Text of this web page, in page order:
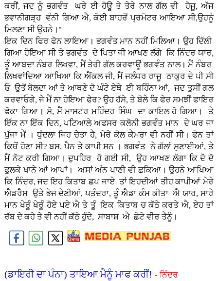
ਕਰੀਂ, ਜਦ ਨੂੰ ਭਗਵੰਤ ਘਰੇ ਈ ਹੋਊ ਤੇ ਤੇਰੇ ਨਾਲ ਗੱਲ ਵੀ ਹੋਜੂ, ਅੱਜ
ਭਵਾਨੀਗੜ੍ਹ ਵੰਨੀ ਗਿਆ ਐ, ਕੋਈ ਬਾਹਰੋਂ ਪ੍ਰਮੋਟਰ ਆਇਆ ਸੀ,ਉਹਨੂੰ
ਮਿਲਣਾ ਸੀ ਉਹਨੇ।"
ਇਕ ਦਿਨ ਫਿਰ ਫੋਨ ਲਾਇਆ। ਭਗਵੰਤ ਮਾਨ ਨਹੀਂ ਮਿਲਿਆ। ਉਹ ਦਿੱਲੀ
ਗਿਆ ਹੋਇਆ ਸੀ ਤੇ ਭਗਵੰਤ ਦੇ ਪਿਤਾ ਜੀ ਆਖਣ ਲੱਗੇ ਕਿ ਨਿੰਦਰ ਯਾਰ,
ਤੂੰ ਆਬਦਾ ਨੰਬਰ ਲਿਖਵਾ, ਮੈਂ ਤੇਰੀ ਗੱਲ ਕਰਵਾਊਂ ਭਗਵੰਤ ਨਾਲ। ਮੈਂ ਨੰਬਰ
ਲਿਖਵਾਂਦਿਆ ਆਖਿਆ ਕਿ ਐਂਕਲ ਜੀ, ਮੈਂ ਜਲੰਧਰ ਰਾਜੂ ਠਾਕੁਰ ਦੇ ਪੀ ਸੀ
ਓ ਉਤੋਂ ਬੋਲਦਾ ਆਂ ਤੇ ਆਥਣੇ ਦੋ ਘੰਟੇ ਏਥੇ ਈ ਬਹਿੰਨਾ ਆਂ, ਜਦ ਤੁਸੀਂ ਗਲ
ਕਰਵਾਓਗੇ, ਜੇ ਮੈਂ ਨਾ ਹੋਇਆ ਫੇਰ? ਉਹ ਹੱਸੇ, ਤੇ ਬੋਲੇ ਕਿ ਫੇਰ ਸਮਝੀਂ ਫਾਇਰ
ਫੋਕਾ ਗਿਆ। ਸੋ, ਮੈਂ ਮਾਸਟਰ ਮਹਿੰਦਰ ਸਿੰਘ ਦਾ ਕਾਇਲ ਹੋ ਗਿਆ। ਤੇ
ਇੱਕ ਨਾ ਇੱਕ ਦਿਨ, ਪਟਿਆਲੇ ਅਫਸਰ ਕਲੋਨੀ ਭਗਵੰਤ ਮਾਨ ਦੇ ਘਰ ਜਾ
ਪੁੱਜਾ ਮੈਂ । ਧੁੰਦਲਾ ਜਿਹ ਚੇਤਾ ਹੈ, ਮੇਰੇ ਕੋਲ ਕੈਮਰਾ ਵੀ ਨਹੀਂ ਸੀ। ਫੋਨ ਤਾਂ
ਕਿਥੋਂ ਹੋਣਾ ਸੀ? ਬਸ, ਪੈਨ ਤੇ ਕਾਪੀ ਸਨ । ਭਗਵੰਤ ਨੇ ਗੱਲਾਂ ਸੁਣਾਈਆਂ, ਤੇ
ਮੈਂ ਨੋਟ ਕਰੀ ਗਿਆ। ਦੁਪਹਿਰ ਹੋ ਗਈ ਸੀ, ਉਹ ਆਖਣ ਲੱਗਾ ਕਿ ਦੋ ਦੋ
ਫੁਲਕੇ ਖਾਨੇ ਆਂ ਆਪਾਂ। ਅਸਾਂ ਅੰਨ ਪਾਣੀ ਵੀ ਛਕਿਆ। ਉਹਨੇ ਆਖਿਆ
ਕਿ ਨਿੰਦਰ, ਜਦ ਇਹ ਕਿਤਾਬ ਛਪ ਜਾਏ ਤਾਂ ਇਹਦੀਆਂ ਤੀਹ ਕਾਪੀਆਂ ਮੇਰੇ
ਐਡਰੈਸ ਉਤੇ ਭੇਜ ਦੇਣੀਆਂ, ਪਤੰਦਰਾ, ਤੂੰ ਐਡਾ ਕੰਮ ਕੀਤਾ ਐ ਯਾਰ, ਸਾਰੇ
ਮਾਨ ਖੇਰੂੰ ਖੇਰੂੰ ਹੋਏ ਪਏ ਐ ਤੇ ਤੂੰ ਇਕ ਕਿਤਾਬ ਚ ਕੱਠੇ ਕਰਤੇ ਐ, ਏਹ ਤਾਂ
ਰੱਬ ਦੇ ਕਹੇ ਤੇ ਵੀ ਨਹੀਂ ਕੱਠੇ ਹੁੰਦੇ, ਸਾਬਾਸ਼ ਐ ਛੋਟੇ ਵੀਰ ਤੈਨੂੰ।
(ਡਾਇਰੀ ਦਾ ਪੰਨਾ) ਤਾਇਆ ਮੈਨੂੰ ਮਾਫ ਕਰੀਂ! - ਨਿੰਦਰ